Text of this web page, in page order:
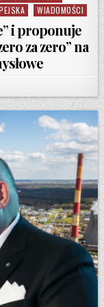
WIADOMOŚCI
i proponuje
za zero” na